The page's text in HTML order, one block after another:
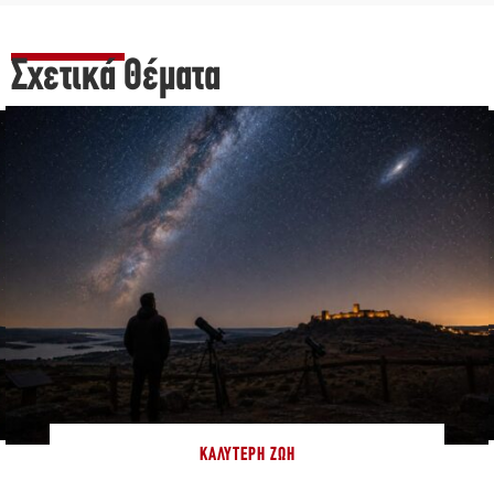
Σχετικά Θέματα
ΚΑΛΎΤΕΡΗ ΖΩΉ